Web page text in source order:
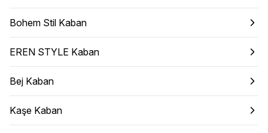
Bohem Stil Kaban
EREN STYLE Kaban
Bej Kaban
Kaşe Kaban